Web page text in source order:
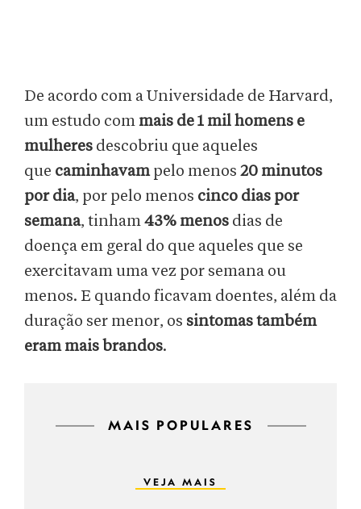
De acordo com a Universidade de Harvard,
um estudo com mais de 1 mil homens e
mulheres descobriu que aqueles
que caminhavampelo menos 20 minutos
por dia, por pelo menos cinco dias por
semana, tinham43% menos dias de
doença em geral do que aqueles que se
exercitavam uma vez por semana ou
menos. E quando ficavam doentes, além da
duração ser menor, os sintomas também
eram mais brandos.
MAIS POPULARES
VEJA MAIS